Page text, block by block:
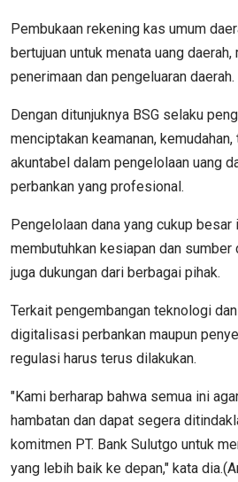
Pembukaan rekening kas umum
bertujuan untuk menata uang
penerimaan dan pengeluaran daerah.
Dengan ditunjuknya BSG selaku
menciptakan keamanan,
akuntabel dalam pengelolaan uang
perbankan yang profesional.
Pengelolaan dana yang cukup besar
membutuhkan kesiapan dan sumber
juga dukungan dari berbagai pihak.
Terkait pengembangan teknologi
digitalisasi perbankan maupun
regulasi harus terus dilakukan.
"Kami berharap bahwa semua ini
hambatan dan dapat segera
komitmen PT. Bank Sulutgo untuk
yang lebih baik ke depan," kata